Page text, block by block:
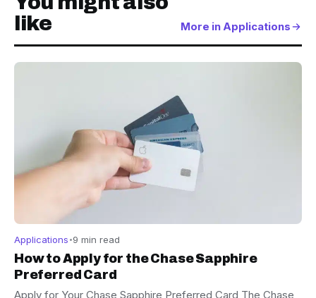
like
More in Applications
Applications 9 min read
How to Apply for the Chase Sapphire
Preferred Card
Apply for Your Chase Sapphire Preferred Card The Chase